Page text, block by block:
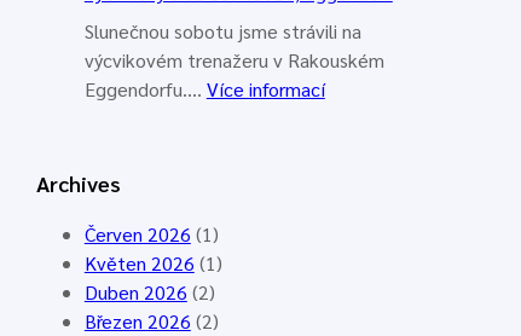
ý
c
v
ý
t
á
b
c
v
i
Slunečnou sobotu jsme strávili na
výcvikovém trenažeru v Rakouském
Eggendorfu.… Více informací:
Archives
Červen 2026 (1)
Květen 2026 (1)
Duben 2026 (2)
Březen 2026 (2)